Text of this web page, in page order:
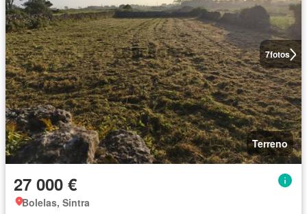
7fotos
Terreno
27 000 €
Bolelas, Sintra